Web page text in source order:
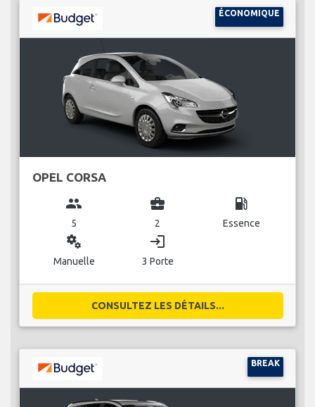
ÉCONOMIQUE
OPEL CORSA
group
5
business_center
2
local_gas_station
Essence
miscellaneous_services
Manuelle
login
3 Porte
CONSULTEZ LES DÉTAILS...
BREAK